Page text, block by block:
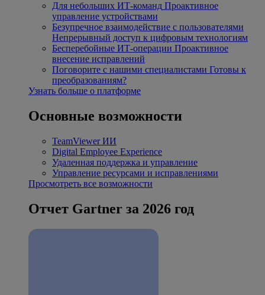
Для небольших ИТ-команд Проактивное
управление устройствами
Безупречное взаимодействие с пользователями
Непрерывный доступ к цифровым технологиям
Бесперебойные ИТ-операции Проактивное
внесение исправлений
Поговорите с нашими специалистами Готовы к
преобразованиям?
Узнать больше о платформе
Основные возможности
TeamViewer ИИ
Digital Employee Experience
Удаленная поддержка и управление
Управление ресурсами и исправлениями
Просмотреть все возможности
Отчет Gartner за 2026 год